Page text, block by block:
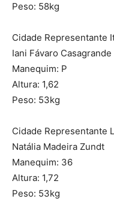
Peso: 58kg
Cidade Representante
Iani Fávaro Casagrande
Manequim: P
Altura: 1,62
Peso: 53kg
Cidade Representante
Natália Madeira Zundt
Manequim: 36
Altura: 1,72
Peso: 53kg